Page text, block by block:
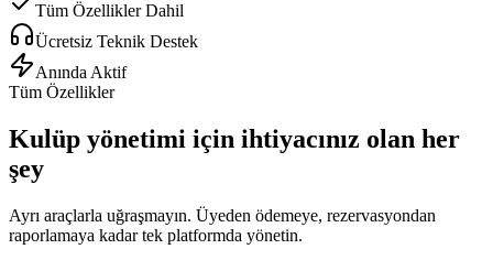
Tüm Özellikler Dahil
Ücretsiz Teknik Destek
Anında Aktif
Tüm Özellikler
Kulüp yönetimi için ihtiyacınız olan her
şey
Ayrı araçlarla uğraşmayın. Üyeden ödemeye, rezervasyondan
raporlamaya kadar tek platformda yönetin.